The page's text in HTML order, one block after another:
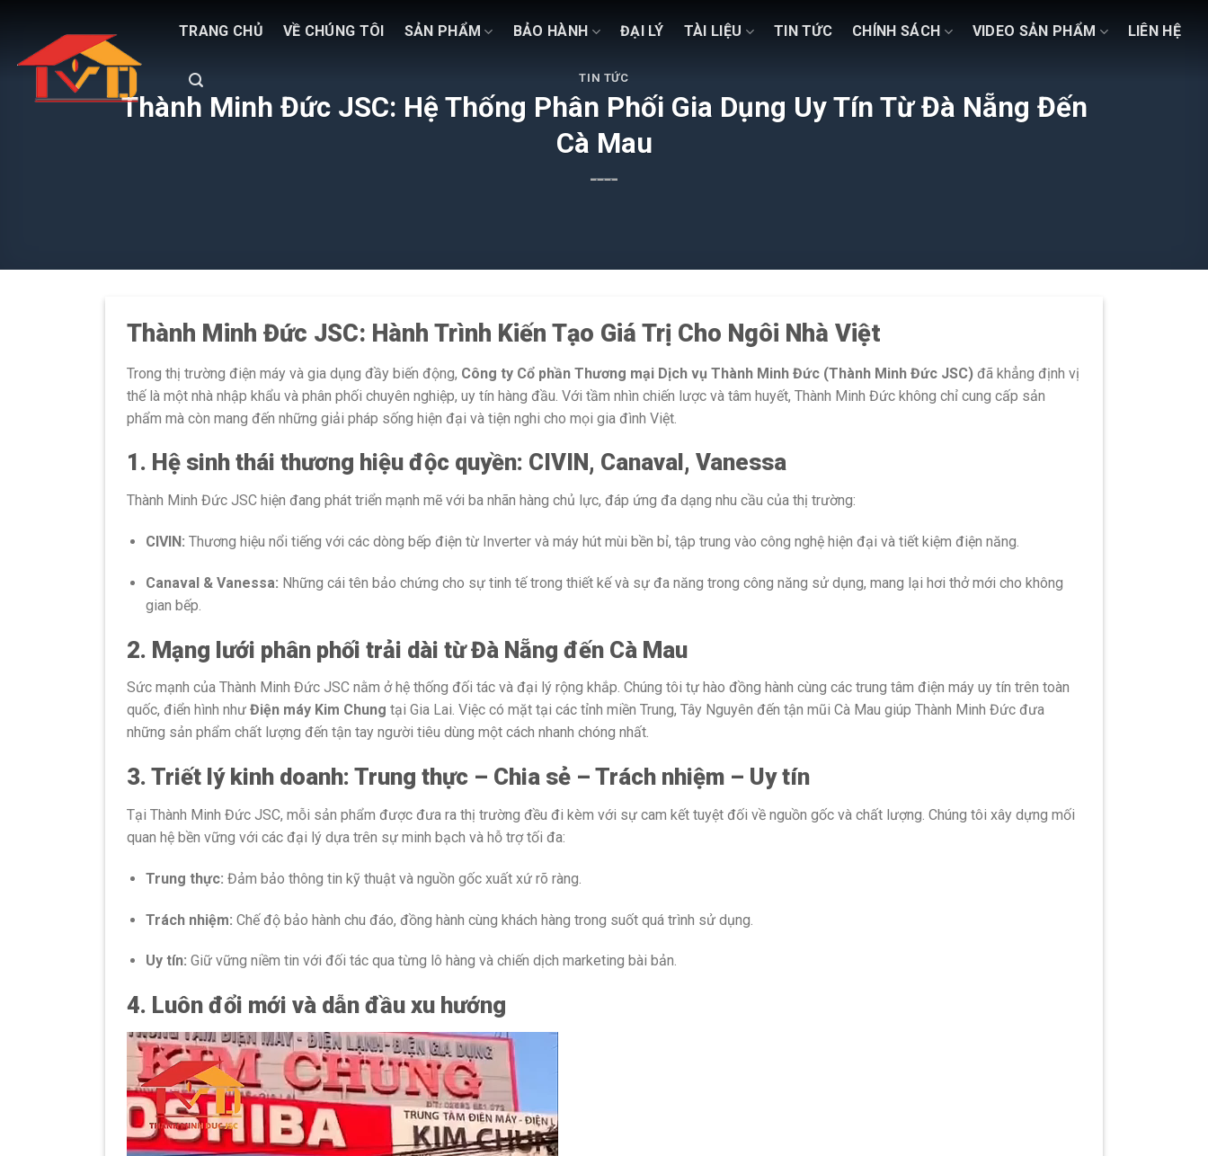
content
TRANG CHỦ VỀ CHÚNG TÔI SẢN PHẨM BẢO HÀNH ĐẠI LÝ TÀI LIỆU TIN TỨC CHÍNH SÁCH VIDEO SẢN PHẨM LIÊN HỆ
TIN TỨC
Thành Minh Đức JSC: Hệ Thống Phân Phối Gia Dụng Uy Tín Từ Đà Nẵng Đến
Cà Mau
Thành Minh Đức JSC: Hành Trình Kiến Tạo Giá Trị Cho Ngôi Nhà Việt
Trong thị trường điện máy và gia dụng đầy biến động, Công ty Cổ phần Thương mại Dịch vụ Thành Minh Đức (Thành Minh Đức JSC) đã khẳng định vị
thế là một nhà nhập khẩu và phân phối chuyên nghiệp, uy tín hàng đầu. Với tầm nhìn chiến lược và tâm huyết, Thành Minh Đức không chỉ cung cấp sản
phẩm mà còn mang đến những giải pháp sống hiện đại và tiện nghi cho mọi gia đình Việt.
1. Hệ sinh thái thương hiệu độc quyền: CIVIN, Canaval, Vanessa
Thành Minh Đức JSC hiện đang phát triển mạnh mẽ với ba nhãn hàng chủ lực, đáp ứng đa dạng nhu cầu của thị trường:
CIVIN: Thương hiệu nổi tiếng với các dòng bếp điện từ Inverter và máy hút mùi bền bỉ, tập trung vào công nghệ hiện đại và tiết kiệm điện năng.
Canaval & Vanessa: Những cái tên bảo chứng cho sự tinh tế trong thiết kế và sự đa năng trong công năng sử dụng, mang lại hơi thở mới cho không
gian bếp.
2. Mạng lưới phân phối trải dài từ Đà Nẵng đến Cà Mau
Sức mạnh của Thành Minh Đức JSC nằm ở hệ thống đối tác và đại lý rộng khắp. Chúng tôi tự hào đồng hành cùng các trung tâm điện máy uy tín trên toàn
quốc, điển hình như Điện máy Kim Chung tại Gia Lai. Việc có mặt tại các tỉnh miền Trung, Tây Nguyên đến tận mũi Cà Mau giúp Thành Minh Đức đưa
những sản phẩm chất lượng đến tận tay người tiêu dùng một cách nhanh chóng nhất.
3. Triết lý kinh doanh: Trung thực – Chia sẻ – Trách nhiệm – Uy tín
Tại Thành Minh Đức JSC, mỗi sản phẩm được đưa ra thị trường đều đi kèm với sự cam kết tuyệt đối về nguồn gốc và chất lượng. Chúng tôi xây dựng mối
quan hệ bền vững với các đại lý dựa trên sự minh bạch và hỗ trợ tối đa:
Trung thực: Đảm bảo thông tin kỹ thuật và nguồn gốc xuất xứ rõ ràng.
Trách nhiệm: Chế độ bảo hành chu đáo, đồng hành cùng khách hàng trong suốt quá trình sử dụng.
Uy tín: Giữ vững niềm tin với đối tác qua từng lô hàng và chiến dịch marketing bài bản.
4. Luôn đổi mới và dẫn đầu xu hướng
Video
Player